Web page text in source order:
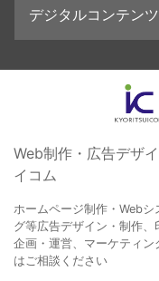
社内報
名刺
一般印刷 （オンデマンド
ユニバーサル・コミュニ
コンテンツ制作
採用プロモーション
デジタルコンテン
イラスト・キャラクター
ロゴデザイン・CI設計
コピー・ライティング
電子ブック制作
自社メディア
Web制作・広告デザ
イコム
ホームページ制作・Web
グ等広告デザイン・制作
企画・運営、マーケティ
はご相談ください